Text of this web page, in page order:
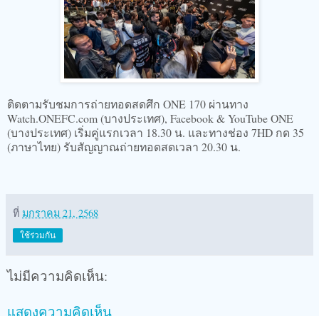
ติดตามรับชมการถ่ายทอดสดศึก ONE 170 ผ่านทาง
Watch.ONEFC.com (บางประเทศ), Facebook & YouTube ONE
(บางประเทศ) เริ่มคู่แรกเวลา 18.30 น. และทางช่อง 7HD กด 35
(ภาษาไทย) รับสัญญาณถ่ายทอดสดเวลา 20.30 น.
ที่ มกราคม 21, 2568
ใช้ร่วมกัน
ไม่มีความคิดเห็น:
แสดงความคิดเห็น